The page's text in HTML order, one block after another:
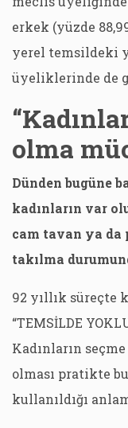
erkek (yüzde
yerel temsildeki
üyeliklerinde de
olma
Dünden bugüne
kadınların var
cam tavan ya
takılma
92 yıllık süreçte
“TEMSİLDE
Kadınların
olması pratikte
kullanıldığı